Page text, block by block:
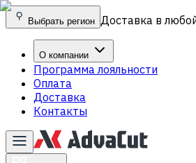
Выбрать регион Доставка в
О компании
Программа лояльности
Оплата
Доставка
Контакты